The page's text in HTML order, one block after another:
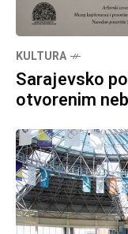
KULTURA
Sarajevsko
otvorenim